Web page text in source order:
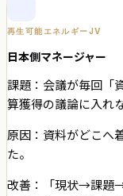
再生可能エネルギーJV
日本側マネージャー
課題： 会議が毎回「
算獲得の議論に入れ
原因： 資料がどこへ
た。
改善：
「現状→課